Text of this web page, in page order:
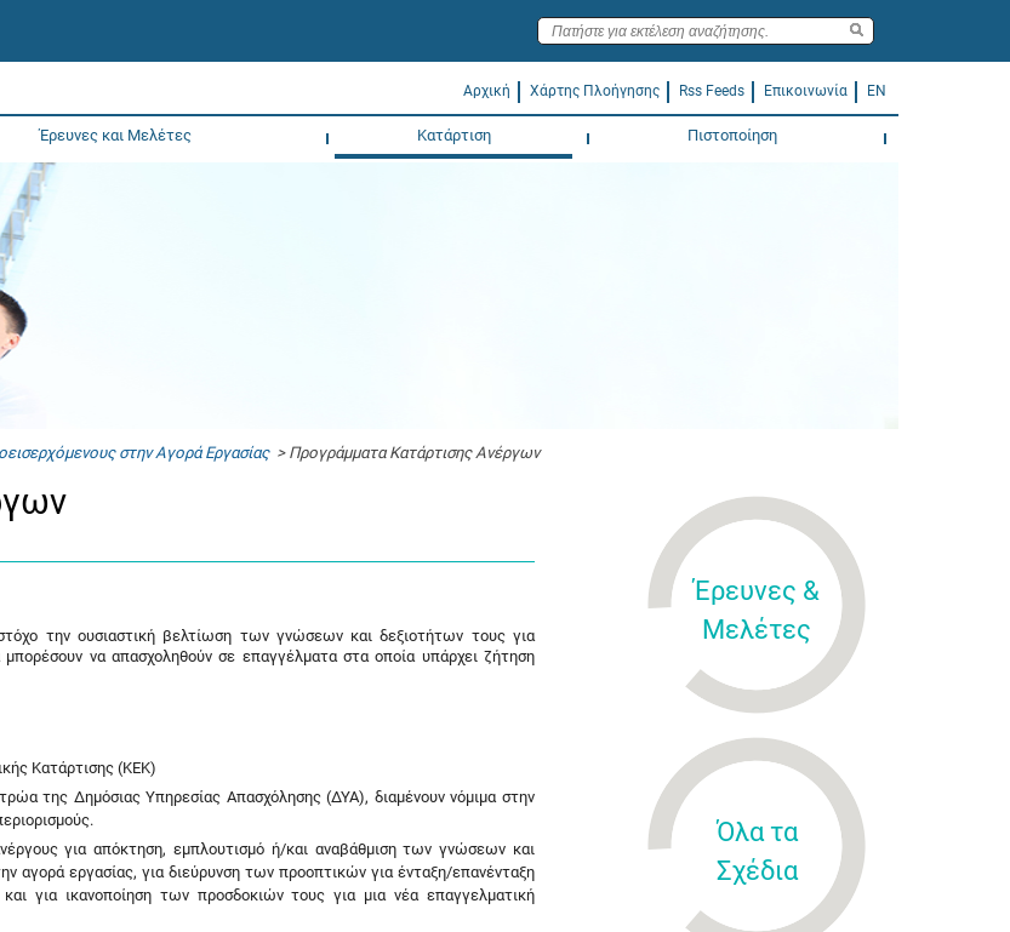
Αρχική Χάρτης Πλοήγησης Rss Feeds Επικοινωνία EN
Έρευνες και Μελέτες Κατάρτιση Πιστοποίηση
στην Αγορά Εργασίας> Προγράμματα Κατάρτισης Ανέργων
την ουσιαστική βελτίωση των γνώσεων και δεξιοτήτων τους για
να απασχοληθούν σε επαγγέλματα στα οποία υπάρχει ζήτηση
Κατάρτισης (ΚΕΚ)
της Δημόσιας Υπηρεσίας Απασχόλησης (ΔΥΑ), διαμένουν νόμιμα στην
για απόκτηση, εμπλουτισμό ή/και αναβάθμιση των γνώσεων και
αγορά εργασίας, για διεύρυνση των προοπτικών για ένταξη/επανένταξη
για ικανοποίηση των προσδοκιών τους για μια νέα επαγγελματική
Έρευνες &
Μελέτες
Όλα τα
Σχέδια